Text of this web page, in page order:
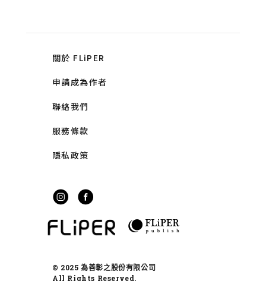
關於 FLiPER
申請成為作者
聯絡我們
服務條款
隱私政策
© 2025 為善彰之股份有限公司
All Rights Reserved.